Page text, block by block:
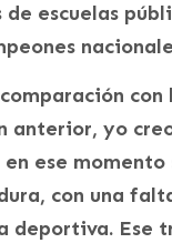
escuelas
con
anterior, yo
ese
con una
deportiva. Ese